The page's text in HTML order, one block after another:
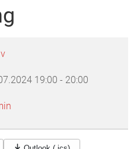
19:00 - 20:00